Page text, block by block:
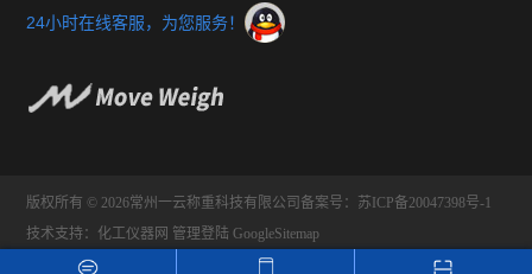
24小时在线客服，为您服务！
版权所有 © 2026常州一云称重科技有限公司 备案号：苏ICP备20047398号-1
技术支持： 化工仪器网 管理登陆 GoogleSitemap